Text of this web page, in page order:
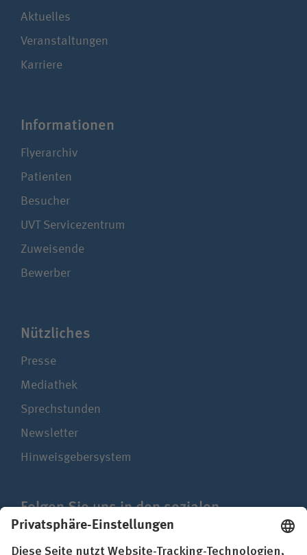
Aktuelles
Veranstaltungen
Karriere
Infor­ma­tionen
Flyerarchiv
Patienten
Besucher
UVT Service­zentrum
Zuweisende
Bewerber
Nützliches
Presse
Mediathek
Sprechstunden
Newsletter
Hinweisgebersystem
Folgen Sie uns in den sozialen
Netzwerken